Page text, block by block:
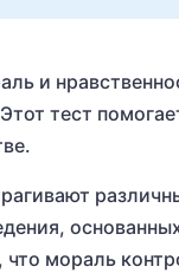
и
тест
мораль